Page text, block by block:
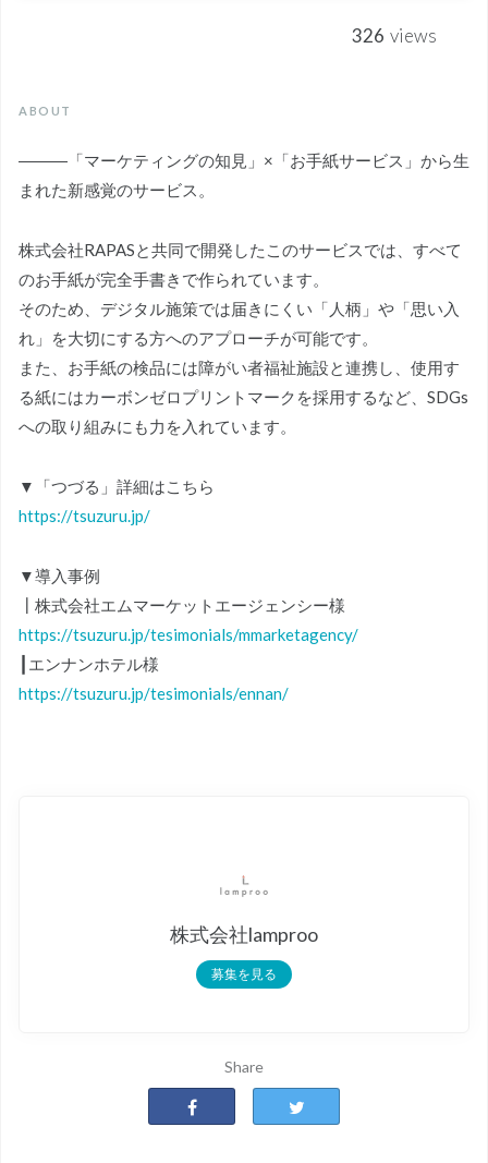
326 views
ABOUT
―――「マーケティングの知見」×「お手紙サービス」から生
まれた新感覚のサービス。
株式会社RAPASと共同で開発したこのサービスでは、すべて
のお手紙が完全手書きで作られています。
そのため、デジタル施策では届きにくい「人柄」や「思い入
れ」を大切にする方へのアプローチが可能です。
また、お手紙の検品には障がい者福祉施設と連携し、使用す
る紙にはカーボンゼロプリントマークを採用するなど、SDGs
への取り組みにも力を入れています。
▼「つづる」詳細はこちら
https://tsuzuru.jp/
▼導入事例
┃株式会社エムマーケットエージェンシー様
https://tsuzuru.jp/tesimonials/mmarketagency/
┃エンナンホテル様
https://tsuzuru.jp/tesimonials/ennan/
株式会社lamproo
募集を見る
Share